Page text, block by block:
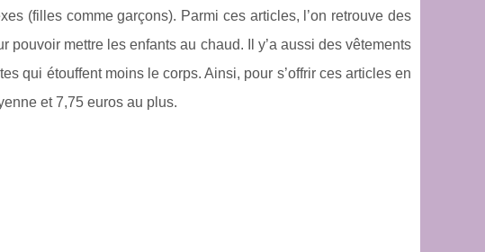
(filles comme garçons). Parmi ces articles, l’on retrouve des
mettre les enfants au chaud. Il y’a aussi des vêtements
qui étouffent moins le corps. Ainsi, pour s’offrir ces articles en
et 7,75 euros au plus.